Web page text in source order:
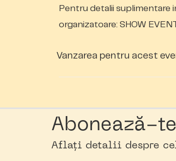
Pentru detalii suplimentare
organizatoare: SHOW
Vanzarea pentru acest
Abonează-
Aflați detalii despre